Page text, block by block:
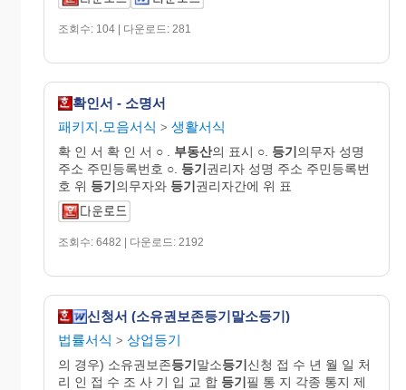
조회수: 104 | 다운로드: 281
확인서 - 소명서
패키지.모음서식 > 생활서식
확 인 서 확 인 서 ○ . 부동산의 표시 ○. 등기의무자 성명
주소 주민등록번호 ○. 등기권리자 성명 주소 주민등록번
호 위 등기의무자와 등기권리자간에 위 표
조회수: 6482 | 다운로드: 2192
신청서 (소유권보존등기말소등기)
법률서식 > 상업등기
의 경우) 소유권보존등기말소등기신청 접 수 년 월 일 처
리 인 접 수 조 사 기 입 교 합 등기필 통 지 각종 통지 제